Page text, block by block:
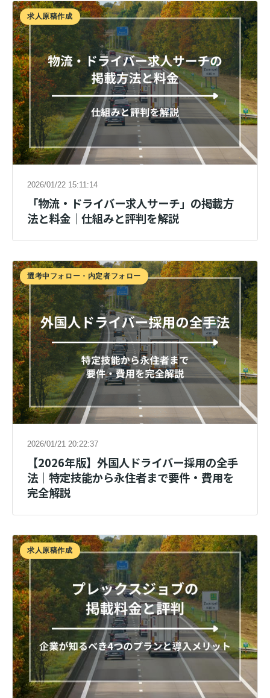
求人原稿作成
2026/01/22 15:11:14
「物流・ドライバー求人サーチ」の掲載方
法と料金｜仕組みと評判を解説
選考中フォロー・内定者フォロー
2026/01/21 20:22:37
【2026年版】外国人ドライバー採用の全手
法｜特定技能から永住者まで要件・費用を
完全解説
求人原稿作成